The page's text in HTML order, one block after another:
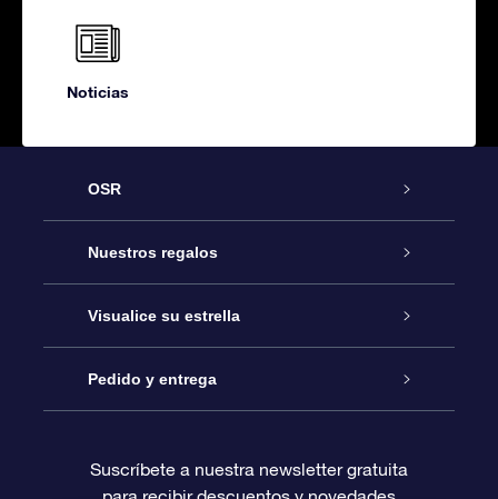
Noticias
OSR
Atención
Contáctanos
Blog
Nuestros regalos
Regalo Estrella Online
Paquete de Regalo OSR
Visualice su estrella
Registro estelar
Pedido y entrega
Suscríbete a nuestra newsletter gratuita